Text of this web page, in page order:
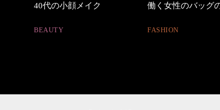
40代の小顔メイク
BEAUTY
働く女性のバッグ
FASHION